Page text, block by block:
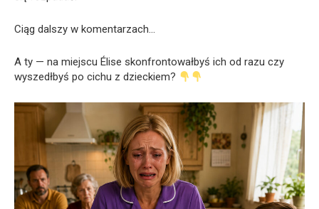
Ciąg dalszy w komentarzach…
A ty — na miejscu Élise skonfrontowałbyś ich od razu czy
wyszedłbyś po cichu z dzieckiem?